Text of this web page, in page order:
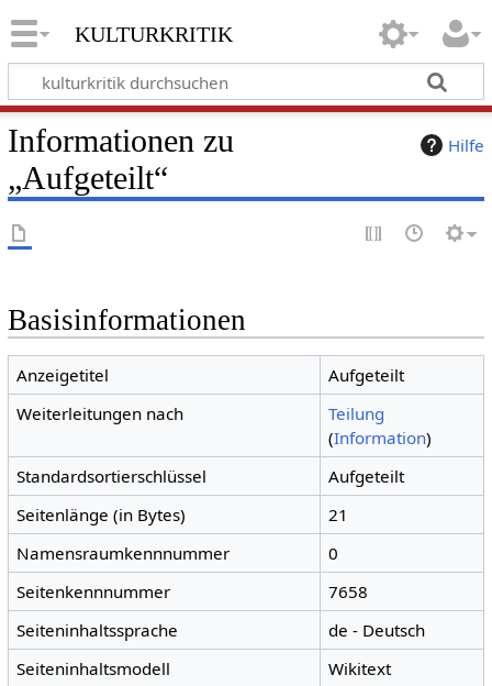
kulturkritik
Hilfe
Informationen zu
„Aufgeteilt“
Basisinformationen
Anzeigetitel
Aufgeteilt
Weiterleitungen nach
Teilung
(Information)
Standardsortierschlüssel
Aufgeteilt
Seitenlänge (in Bytes)
21
Namensraumkennnummer
0
Seitenkennnummer
7658
Seiteninhaltssprache
de - Deutsch
Seiteninhaltsmodell
Wikitext